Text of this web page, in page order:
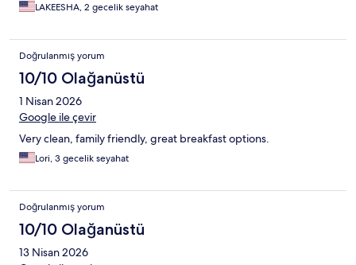
LAKEESHA, 2 gecelik seyahat
Doğrulanmış yorum
10/10 Olağanüstü
1 Nisan 2026
Google ile çevir
Very clean, family friendly, great breakfast options.
Lori, 3 gecelik seyahat
Doğrulanmış yorum
10/10 Olağanüstü
13 Nisan 2026